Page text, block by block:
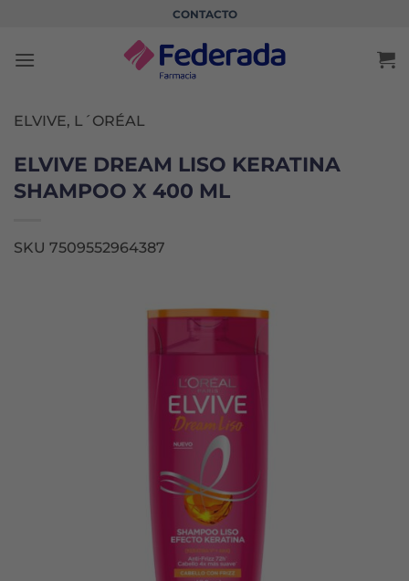
contenido
CONTACTO
ELVIVE, L´ORÉAL
ELVIVE DREAM LISO KERATINA
SHAMPOO X 400 ML
SKU 7509552964387